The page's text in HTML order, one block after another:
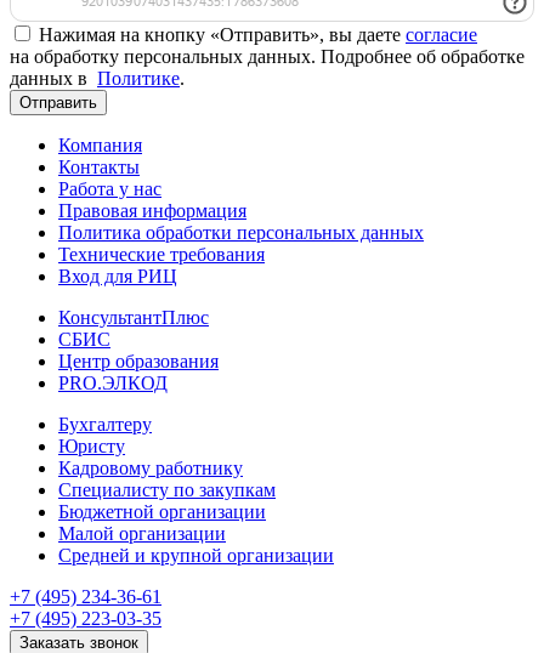
Нажимая на кнопку «Отправить», вы даете согласие
на обработку персональных данных. Подробнее об обработке
данных в Политике.
Отправить
Компания
Контакты
Работа у нас
Правовая информация
Политика обработки персональных данных
Технические требования
Вход для РИЦ
КонсультантПлюс
СБИС
Центр образования
PRO.ЭЛКОД
Бухгалтеру
Юристу
Кадровому работнику
Специалисту по закупкам
Бюджетной организации
Малой организации
Средней и крупной организации
+7 (495) 234-36-61
+7 (495) 223-03-35
Заказать звонок